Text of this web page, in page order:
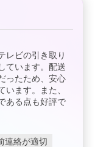
レビの引き取り
ています。配送
ったため、安心
います。また、
ある点も好評で
連絡が適切